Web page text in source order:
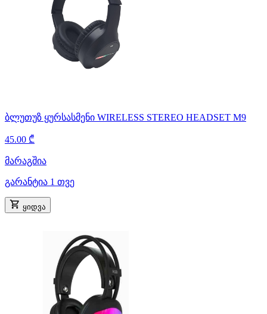
ბლუთუზ ყურსასმენი WIRELESS STEREO HEADSET M9
45.00 ₾
მარაგშია
გარანტია 1 თვე
ყიდვა